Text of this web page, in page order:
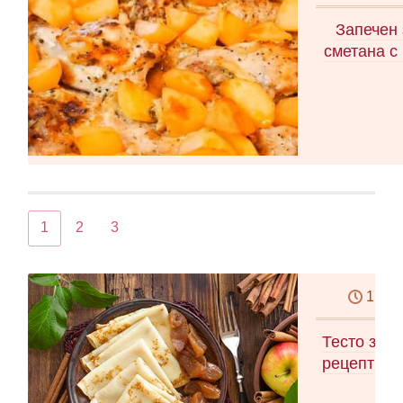
Запечен
сметана
1 2 3
1,5
Тесто за
рецепти